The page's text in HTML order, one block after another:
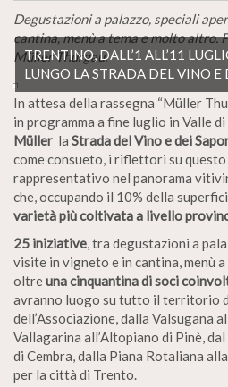
Degustazioni a palazzo, speciali
cantina, menù a tema e molto altro.
Müller Thurgau.
TRENTINO, DALL’1 ALL’11
LUNGO LA STRADA DEL VINO E
In attesa della rassegna “Müller
in programma a fine luglio in Valle di
Müller la Strada del Vino e dei
come consueto, i riflettori su
rappresentativo nel panorama
che, occupando il 10% della
varietà più coltivata a livello
25 iniziative, tra degustazioni a
visite in vigneto e in cantina, menù
oltreuna cinquantina di soci
avranno luogo su tutto il territorio
dell’Associazione, dalla Valsugana
Vallagarina all’Altopiano di Pinè,
di Cembra, dalla Piana Rotaliana
per la città di Trento.